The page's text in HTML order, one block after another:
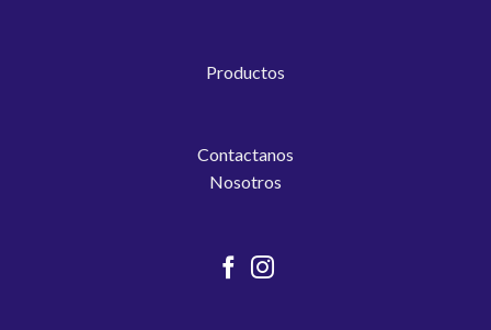
Productos
Contactanos
Nosotros